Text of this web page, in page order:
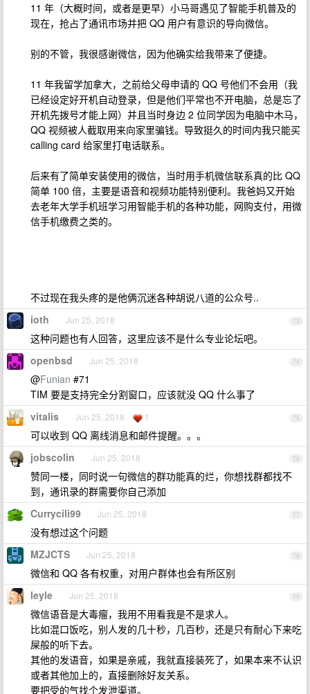
11 年（大概时间，或者是更早）小马哥遇见了智能手机普及的
现在，抢占了通讯市场并把 QQ 用户有意识的导向微信。
别的不管，我很感谢微信，因为他确实给我带来了便捷。
11 年我留学加拿大，之前给父母申请的 QQ 号他们不会用（我
已经设定好开机自动登录，但是他们平常也不开电脑，总是忘了
开机先拨号才能上网）并且当时身边 2 位同学因为电脑中木马，
QQ 视频被人截取用来向家里骗钱。导致挺久的时间内我只能买
calling card 给家里打电话联系。
后来有了简单安装使用的微信，当时用手机微信联系真的比 QQ
简单 100 倍，主要是语音和视频功能特别便利。我爸妈又开始
去老年大学手机班学习用智能手机的各种功能，网购支付，用微
信手机缴费之类的。
不过现在我头疼的是他俩沉迷各种胡说八道的公众号..
73
ioth Jun 25, 2018
这种问题也有人回答，这里应该不是什么专业论坛吧。
74
openbsd Jun 25, 2018
@Funian #71
TIM 要是支持完全分割窗口，应该就没 QQ 什么事了
75
vitalis Jun 25, 2018 1
可以收到 QQ 离线消息和邮件提醒。。。
76
jobscolin Jun 25, 2018
赞同一楼，同时说一句微信的群功能真的烂，你想找群都找不
到，通讯录的群需要你自己添加
77
Currycili99 Jun 25, 2018
没有想过这个问题
78
MZJCTS Jun 25, 2018
微信和 QQ 各有权重，对用户群体也会有所区别
79
leyle Jun 25, 2018
微信语音是大毒瘤，我用不用看我是不是求人。
比如混口饭吃，别人发的几十秒，几百秒，还是只有耐心下来吃
屎般的听下去。
其他的发语音，如果是亲戚，我就直接装死了，如果本来不认识
或者其他加上的，直接删除好友关系。
要把受的气找个发泄渠道。